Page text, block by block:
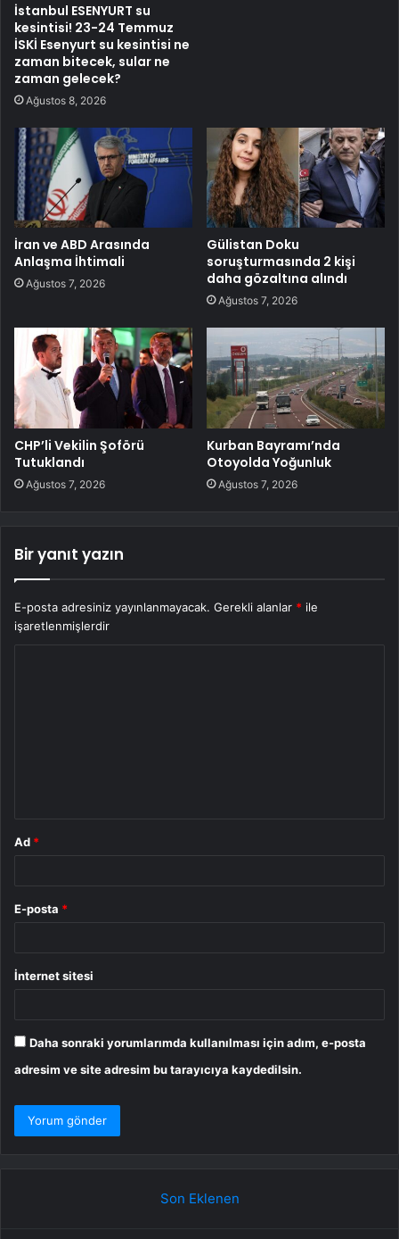
İstanbul ESENYURT su
kesintisi! 23-24 Temmuz
İSKİ Esenyurt su kesintisi ne
zaman bitecek, sular ne
zaman gelecek?
Ağustos 8, 2026
İran ve ABD Arasında
Anlaşma İhtimali
Ağustos 7, 2026
Gülistan Doku
soruşturmasında 2 kişi
daha gözaltına alındı
Ağustos 7, 2026
CHP’li Vekilin Şoförü
Tutuklandı
Ağustos 7, 2026
Kurban Bayramı’nda
Otoyolda Yoğunluk
Ağustos 7, 2026
Bir yanıt yazın
E-posta adresiniz yayınlanmayacak. Gerekli alanlar * ile
işaretlenmişlerdir
Ad *
E-posta *
İnternet sitesi
Daha sonraki yorumlarımda kullanılması için adım, e-posta
adresim ve site adresim bu tarayıcıya kaydedilsin.
Son Eklenen